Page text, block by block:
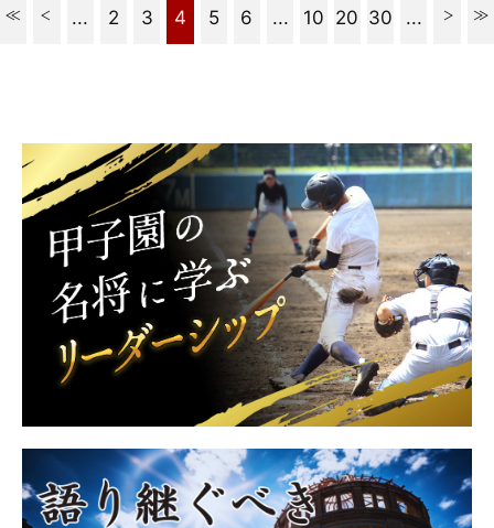
... 2 3 4 5 6 ... 10 20 30 ...